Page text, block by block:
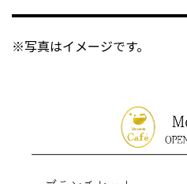
※写真はイメージです。